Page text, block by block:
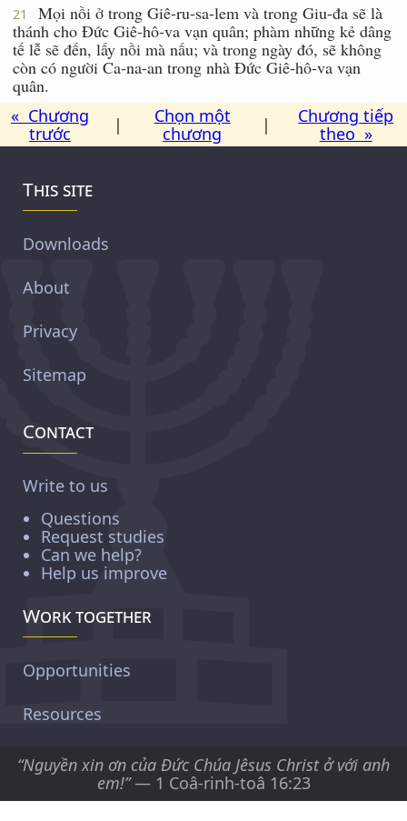
21
Mọi nồi ở trong Giê-ru-sa-lem và trong Giu-đa sẽ là
thánh cho Ðức Giê-hô-va vạn quân; phàm những kẻ dâng
tế lễ sẽ đến, lấy nồi mà nấu; và trong ngày đó, sẽ không
còn có người Ca-na-an trong nhà Ðức Giê-hô-va vạn
quân.
« Chương
trước
|
Chọn một
chương
|
Chương tiếp
theo »
This site
Downloads
About
Privacy
Sitemap
Contact
Write to us
Questions
Request studies
Can we help?
Help us improve
Work together
Opportunities
Resources
“Nguyền xin ơn của Ðức Chúa Jêsus Christ ở với anh
em!”— 1 Coâ-rinh-toâ 16:23